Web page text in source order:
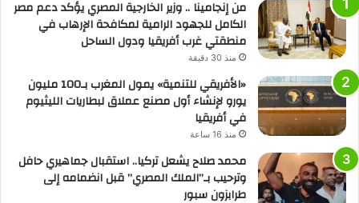
من إنجامينا .. وزير الخارجية المصري يؤكد دعم مصر
الكامل للجهود الرامية لمكافحة الإرهاب في
منطقتي غرب أفريقيا ودول الساحل
منذ 30 دقيقة
«الأفريقي للتنمية» يمول المغرب بـ100 مليون
يورو لإنشاء أول مصنع عملاق لبطاريات الليثيوم
في أفريقيا
منذ 16 ساعة
محمد صلاح يشعل تركيا.. استقبال جماهيري حافل
وترحيب بـ”الملك المصري” قبل انضمامه إلى
طرابزون سبور